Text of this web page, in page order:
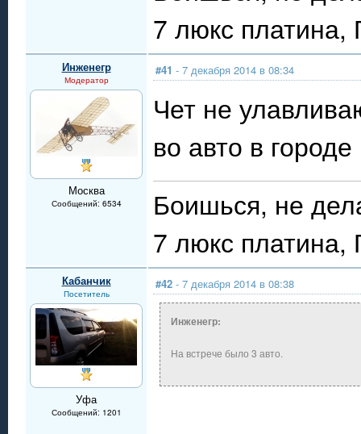
7 люкс
Инженегр
Модератор
Москва
Сообщений: 6534
#41 - 7 декабря 2014 в 08:34
Чет не
во авто в городе
Боишься, не
7 люкс
Кабанчик
Посетитель
Уфа
Сообщений: 1201
#42 - 7 декабря 2014 в 08:38
Инженегр:
На встрече было 3 авто.